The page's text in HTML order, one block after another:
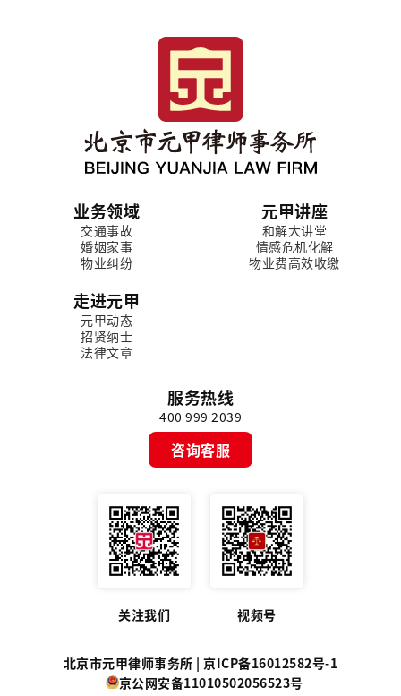
业务领域
交通事故
婚姻家事
物业纠纷
元甲讲座
和解大讲堂
情感危机化解
物业费高效收缴
走进元甲
元甲动态
招贤纳士
法律文章
服务热线
400 999 2039
咨询客服
关注我们 视频号
北京市元甲律师事务所 |京ICP备16012582号-1
京公网安备11010502056523号